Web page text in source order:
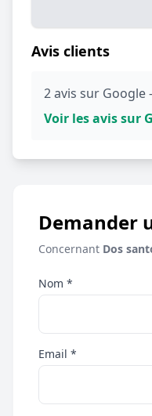
Avis clients
2 avis sur
Voir les avis sur
Demander
Concernant Dos
Nom *
Email *